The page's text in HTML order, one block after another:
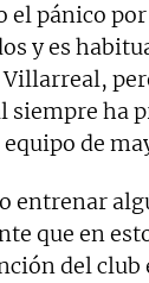
el pánico
y es
Villarreal,
siempre ha
de
entrenar
que en
del club